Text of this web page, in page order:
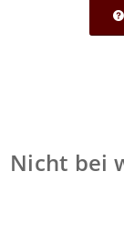
Nicht bei